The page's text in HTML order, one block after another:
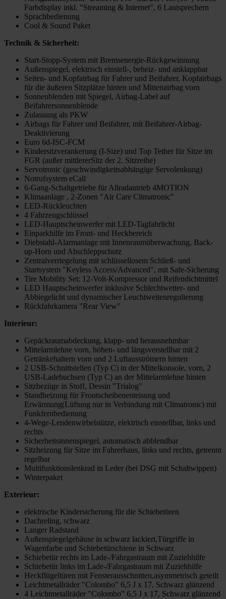
Farbdisplay inkl. "Streaming & Internet", 6 Lautsprechern
Sprachbedienung
Cool & Sound Paket
Technik & Sicherheit:
Start-Stopp-System mit Bremsenergie-Rückgewinnung
Außenspiegel, elektrisch einstell-, beheiz- und anklappbar
Seiten- und Kopfairbag für Fahrer und Beifahrer, Kopfairbags
für die äußeren Sitzplätze hinten und Mittenairbag vorn
Sonnenblenden mit Spiegel, Airbag-Label auf
Beifahrersonnenblende
Zulassung als PKW
Airbags für Fahrer und Beifahrer, mit Beifahrer-Airbag-
Deaktivierung
Euro 6d-ISC-FCM
Kindersitzverankerung (I-Size) und Top Tether für Sitze im
FGR (außer mittlererSitz der 2. Sitzreihe)
Servotronic (geschwindigkeitsabhängige Servolenkung)
Notrufsystem eCall
6-Gang-Schaltgetriebe für Allradantrieb 4MOTION
Klimaanlage , 2-Zonen "Air Care Climatronic"
LED-Rückleuchten
4 Fahrzeugschlüssel
LED-Hauptscheinwerfer mit LED-Tagfahrlicht
Einparkhilfe im Front- und Heckbereich
Diebstahl-Alarmanlage mit Innenraumüberwachung, Back-
up-Horn und Abschleppschutz
Zentralverriegelung mit schlüssellosem Schließ- und
Startsystem "Keyless Access/Advanced", mit Safe-Sicherung
Tire Mobility Set: 12-Volt-Kompressor und Reifendichtmittel
LED Hauptscheinwerfer inklusive Schlechtwetter- und
Abbiegelicht und dynamischer Leuchtweitenregulierung
Rückfahrkamera "Rear View"
Interieur:
Gepäckraumabdeckung, klapp- und herausnehmbar
Mittelarmlehne vorn, höhen- und längsverstellbar mit 2
Getränkehaltern vorn und 2 Luftausströmern hinten
2 USB-Schnittstellen (Typ C) in der Mittelkonsole, vorn, 2
USB-Ladebuchsen (Typ C) an der Mittelarmlehne hinten
Sitzbezüge in Stoff, Dessin "Trialog"
Standheizung für Frontscheibenenteisung und
Erwärmung(Lüftung nur in Verbindung mit Climatronic) mit
Funkfernbedienung
4-Wege-Lendenwirbelstütze, elektrisch einstellbar, links und
rechts
Sicherheitsinnenspiegel, automatisch abblendbar
Sitzheizung für Sitze im Fahrerhaus, links und rechts, getrennt
regelbar
Multifunktionslenkrad in Leder (bei DSG mit Schaltwippen)
Winterpaket
Exterieur:
elektrische Kindersicherung für die Schiebetüren
Dachreling, schwarz
Langer Radstand
Außenspiegelgehäuse in schwarz lackiert,Türgriffe in
Wagenfarbe und Schiebetürschiene in Schwarz
Schiebetür rechts im Lade-/Fahrgastraum mit Zuziehhilfe
Schiebetür links im Lade-/Fahrgastraum mit Zuziehhilfe
Heckflügeltüren mit Fensterausschnitten,asymmetrisch geteilt
Leichtmetallräder "Colombo" 6,5 J x 17, Schwarz glänzend
4 Leichtmetallräder "Colombo" 6,5 J x 17, Schwarz glänzend